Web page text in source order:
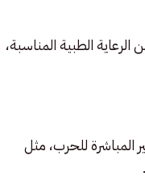
الطبية المناسبة،
المباشرة للحرب، مثل